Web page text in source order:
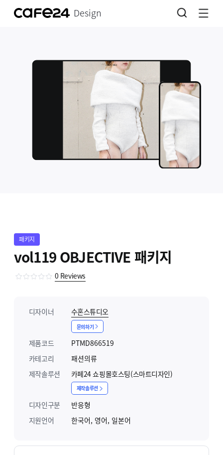
Design
패키지
vol119 OBJECTIVE 패키지
0 Reviews
디자이너 수혼스튜디오
문의하기
제품코드
PTMD866519
카테고리
패션의류
제작솔루션
카페24 쇼핑몰호스팅(스마트디자인)
제작솔루션
디자인구분
반응형
지원언어
한국어, 영어, 일본어